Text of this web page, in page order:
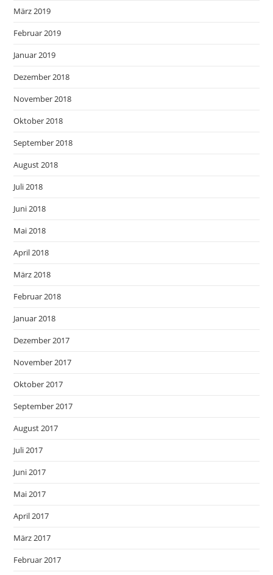
März 2019
Februar 2019
Januar 2019
Dezember 2018
November 2018
Oktober 2018
September 2018
August 2018
Juli 2018
Juni 2018
Mai 2018
April 2018
März 2018
Februar 2018
Januar 2018
Dezember 2017
November 2017
Oktober 2017
September 2017
August 2017
Juli 2017
Juni 2017
Mai 2017
April 2017
März 2017
Februar 2017